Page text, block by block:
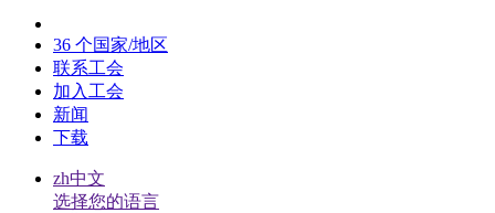
36 个国家/地区
联系工会
加入工会
新闻
下载
zh中文
选择您的语言